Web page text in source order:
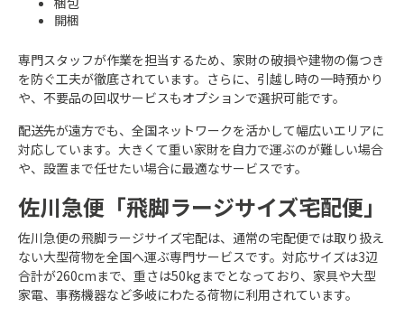
開梱
専門スタッフが作業を担当するため、家財の破損や建物の傷つき
を防ぐ工夫が徹底されています。さらに、引越し時の一時預かり
や、不要品の回収サービスもオプションで選択可能です。
配送先が遠方でも、全国ネットワークを活かして幅広いエリアに
対応しています。大きくて重い家財を自力で運ぶのが難しい場合
や、設置まで任せたい場合に最適なサービスです。
佐川急便「飛脚ラージサイズ宅配便」
佐川急便の飛脚ラージサイズ宅配は、通常の宅配便では取り扱え
ない大型荷物を全国へ運ぶ専門サービスです。対応サイズは3辺
合計が260cmまで、重さは50kgまでとなっており、家具や大型
家電、事務機器など多岐にわたる荷物に利用されています。